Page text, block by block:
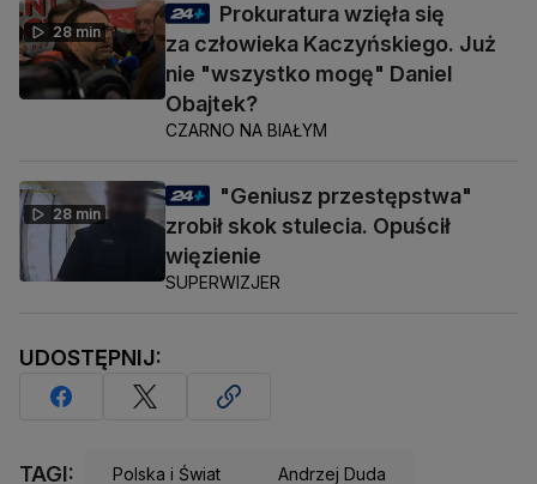
28 min
Prokuratura wzięła się
za człowieka Kaczyńskiego. Już
nie "wszystko mogę" Daniel
Obajtek?
CZARNO NA BIAŁYM
28 min
"Geniusz przestępstwa"
zrobił skok stulecia. Opuścił
więzienie
SUPERWIZJER
UDOSTĘPNIJ:
TAGI: Polska i Świat Andrzej Duda